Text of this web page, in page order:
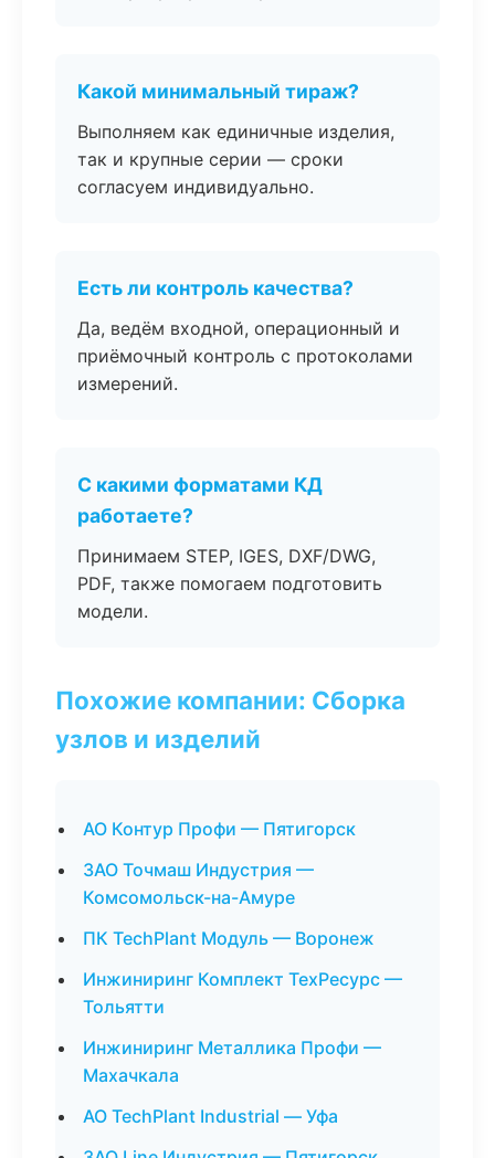
Какой минимальный тираж?
Выполняем как единичные изделия,
так и крупные серии — сроки
согласуем индивидуально.
Есть ли контроль качества?
Да, ведём входной, операционный и
приёмочный контроль с протоколами
измерений.
С какими форматами КД
работаете?
Принимаем STEP, IGES, DXF/DWG,
PDF, также помогаем подготовить
модели.
Похожие компании: Сборка
узлов и изделий
АО Контур Профи — Пятигорск
ЗАО Точмаш Индустрия —
Комсомольск-на-Амуре
ПК TechPlant Модуль — Воронеж
Инжиниринг Комплект ТехРесурс —
Тольятти
Инжиниринг Металлика Профи —
Махачкала
АО TechPlant Industrial — Уфа